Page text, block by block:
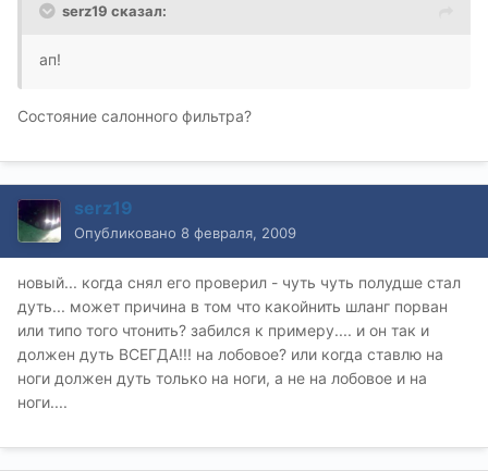
serz19 сказал:
ап!
Состояние салонного фильтра?
serz19
Опубликовано 8 февраля, 2009
новый... когда снял его проверил - чуть чуть полудше стал
дуть... может причина в том что какойнить шланг порван
или типо того чтонить? забился к примеру.... и он так и
должен дуть ВСЕГДА!!! на лобовое? или когда ставлю на
ноги должен дуть только на ноги, а не на лобовое и на
ноги....